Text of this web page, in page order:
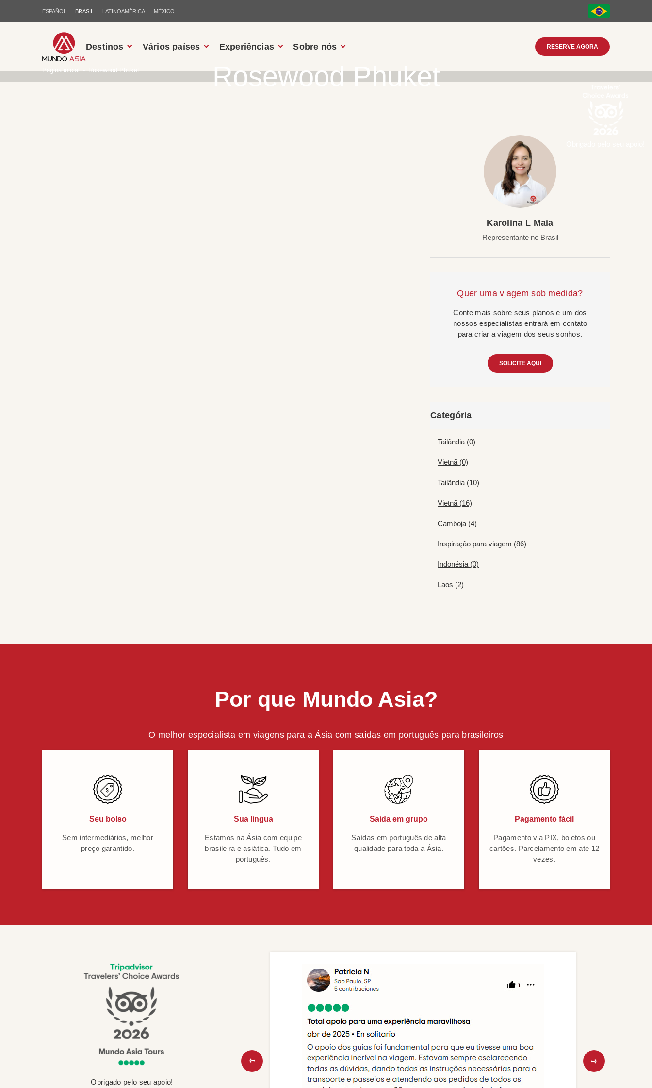
ESPAÑOL BRASIL LATINOAMÉRICA MÉXICO
Destinos Vários países Experiências Sobre nós RESERVE AGORA
Rosewood Phuket
Página inicial Rosewood Phuket
Karolina L Maia
Representante no Brasil
Quer uma viagem sob medida?
Conte mais sobre seus planos e um dos
nossos especialistas entrará em contato
para criar a viagem dos seus sonhos.
SOLICITE AQUI
Categória
Tailândia (0)
Vietnã (0)
Tailândia (10)
Vietnã (16)
Camboja (4)
Inspiração para viagem (86)
Indonésia (0)
Laos (2)
Por que Mundo Asia?
O melhor especialista em viagens para a Ásia com saídas em português para brasileiros
Seu bolso
Sem intermediários, melhor
preço garantido.
Sua língua
Estamos na Ásia com equipe
brasileira e asiática. Tudo em
português.
Saída em grupo
Saídas em português de alta
qualidade para toda a Ásia.
Pagamento fácil
Pagamento via PIX, boletos ou
cartões. Parcelamento em até 12
vezes.
Obrigado pelo seu apoio!